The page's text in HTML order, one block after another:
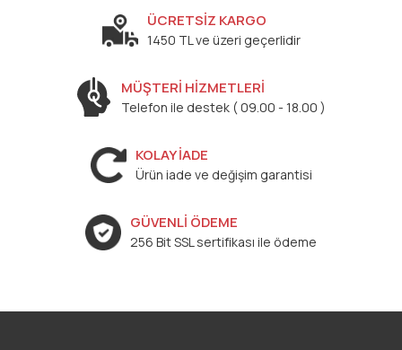
ÜCRETSİZ KARGO
1450 TL ve üzeri geçerlidir
MÜŞTERİ HİZMETLERİ
Telefon ile destek ( 09.00 - 18.00 )
KOLAY İADE
Ürün iade ve değişim garantisi
GÜVENLİ ÖDEME
256 Bit SSL sertifikası ile ödeme